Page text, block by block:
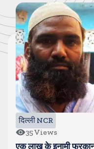
दिल्ली NCR
23Views
कसाना डीजे हो गया